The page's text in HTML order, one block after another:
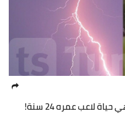
لاعب عمره 24 سنة!